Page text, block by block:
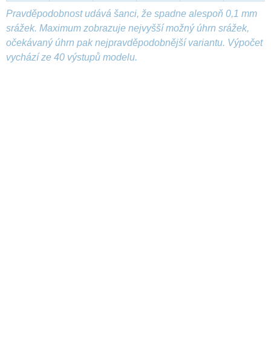
Pravděpodobnost udává šanci, že spadne alespoň 0,1 mm
srážek. Maximum zobrazuje nejvyšší možný úhrn srážek,
očekávaný úhrn pak nejpravděpodobnější variantu. Výpočet
vychází ze 40 výstupů modelu.